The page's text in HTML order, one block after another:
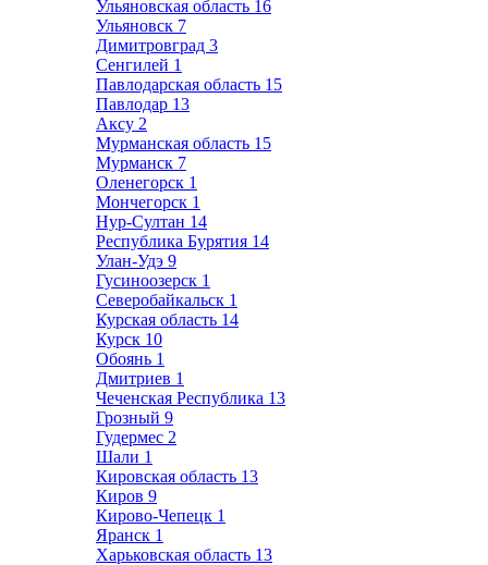
Ульяновская область 16
Ульяновск 7
Димитровград 3
Сенгилей 1
Павлодарская область 15
Павлодар 13
Аксу 2
Мурманская область 15
Мурманск 7
Оленегорск 1
Мончегорск 1
Нур-Султан 14
Республика Бурятия 14
Улан-Удэ 9
Гусиноозерск 1
Северобайкальск 1
Курская область 14
Курск 10
Обоянь 1
Дмитриев 1
Чеченская Республика 13
Грозный 9
Гудермес 2
Шали 1
Кировская область 13
Киров 9
Кирово-Чепецк 1
Яранск 1
Харьковская область 13